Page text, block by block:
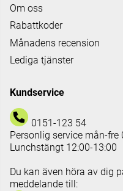
Om oss
Rabattkoder
Månadens recension
Lediga tjänster
Kundservice
0151-123 54
Personlig service mån-fre
Lunchstängt 12:00-13:00
Du kan även höra av dig
meddelande till: